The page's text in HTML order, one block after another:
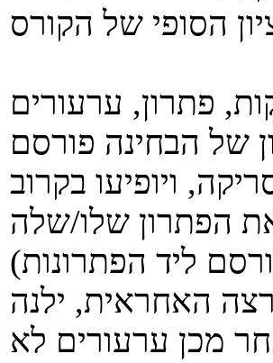
הפתרון שלו/שלה
ליד הפתרונות)
שיש 14/11, כולל. לאחר מכן ערעורים לא